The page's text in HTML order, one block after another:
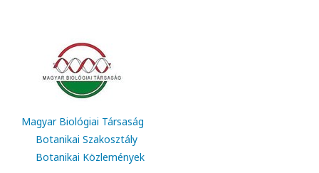
Magyar Biológiai Társaság
Botanikai Szakosztály
Botanikai Közlemények